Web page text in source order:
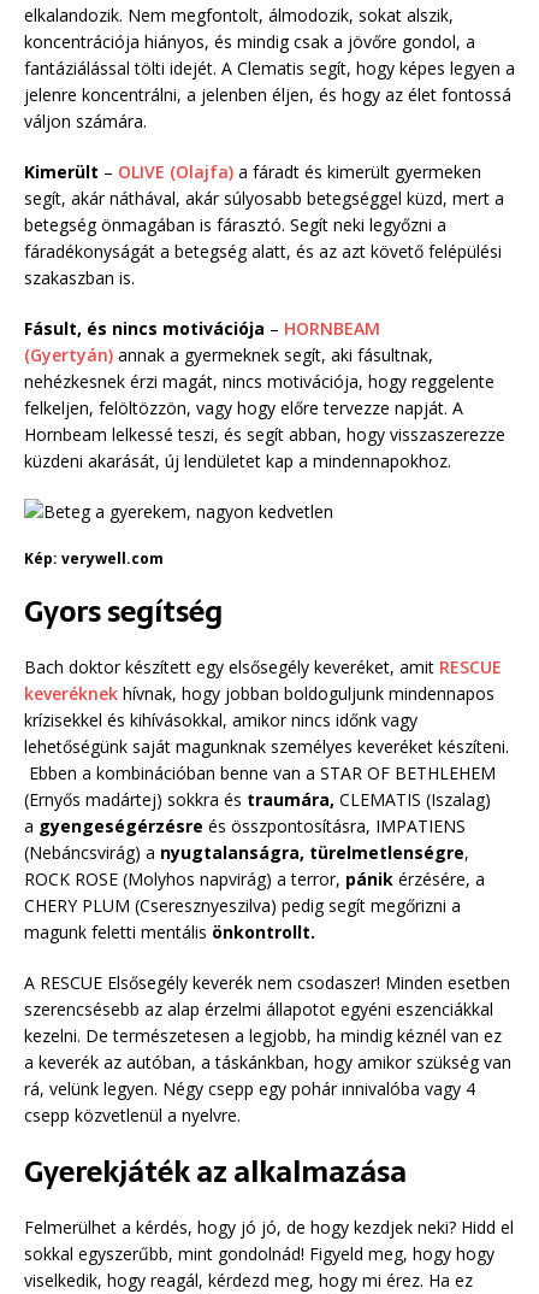
elkalandozik. Nem megfontolt, álmodozik, sokat alszik,
koncentrációja hiányos, és mindig csak a jövőre gondol, a
fantáziálással tölti idejét. A Clematis segít, hogy képes legyen a
jelenre koncentrálni, a jelenben éljen, és hogy az élet fontossá
váljon számára.
Kimerült – OLIVE (Olajfa) a fáradt és kimerült gyermeken
segít, akár náthával, akár súlyosabb betegséggel küzd, mert a
betegség önmagában is fárasztó. Segít neki legyőzni a
fáradékonyságát a betegség alatt, és az azt követő felépülési
szakaszban is.
Fásult, és nincs motivációja – HORNBEAM
(Gyertyán) annak a gyermeknek segít, aki fásultnak,
nehézkesnek érzi magát, nincs motivációja, hogy reggelente
felkeljen, felöltözzön, vagy hogy előre tervezze napját. A
Hornbeam lelkessé teszi, és segít abban, hogy visszaszerezze
küzdeni akarását, új lendületet kap a mindennapokhoz.
Kép: verywell.com
Gyors segítség
Bach doktor készített egy elsősegély keveréket, amit RESCUE
keveréknek hívnak, hogy jobban boldoguljunk mindennapos
krízisekkel és kihívásokkal, amikor nincs időnk vagy
lehetőségünk saját magunknak személyes keveréket készíteni.
Ebben a kombinációban benne van a STAR OF BETHLEHEM
(Ernyős madártej) sokkra és traumára, CLEMATIS (Iszalag)
a gyengeségérzésre és összpontosításra, IMPATIENS
(Nebáncsvirág) a nyugtalanságra, türelmetlenségre,
ROCK ROSE (Molyhos napvirág) a terror, pánik érzésére, a
CHERY PLUM (Cseresznyeszilva) pedig segít megőrizni a
magunk feletti mentális önkontrollt.
A RESCUE Elsősegély keverék nem csodaszer! Minden esetben
szerencsésebb az alap érzelmi állapotot egyéni eszenciákkal
kezelni. De természetesen a legjobb, ha mindig kéznél van ez
a keverék az autóban, a táskánkban, hogy amikor szükség van
rá, velünk legyen. Négy csepp egy pohár innivalóba vagy 4
csepp közvetlenül a nyelvre.
Gyerekjáték az alkalmazása
Felmerülhet a kérdés, hogy jó jó, de hogy kezdjek neki? Hidd el
sokkal egyszerűbb, mint gondolnád! Figyeld meg, hogy hogy
viselkedik, hogy reagál, kérdezd meg, hogy mi érez. Ha ez